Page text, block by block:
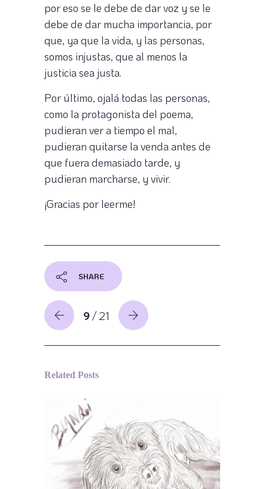
por eso se le debe de dar voz y se le
debe de dar mucha importancia, por
que, ya que la vida, y las personas,
somos injustas, que al menos la
justicia sea justa.
Por último, ojalá todas las personas,
como la protagonista del poema,
pudieran ver a tiempo el mal,
pudieran quitarse la venda antes de
que fuera demasiado tarde, y
pudieran marcharse, y vivir.
¡Gracias por leerme!
SHARE
9/ 21
Related Posts